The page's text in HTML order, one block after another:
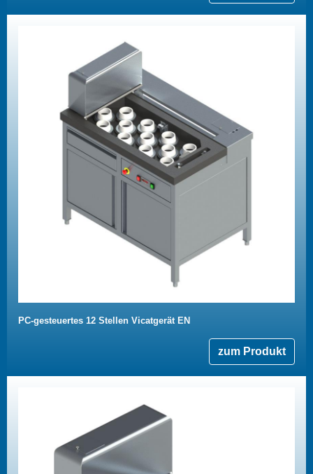
PC-gesteuertes 12 Stellen Vicatgerät EN
zum Produkt